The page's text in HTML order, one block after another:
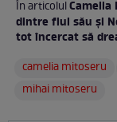
În articolul
dintre fiul său și
tot încercat să
camelia mitoseru
mihai mitoseru